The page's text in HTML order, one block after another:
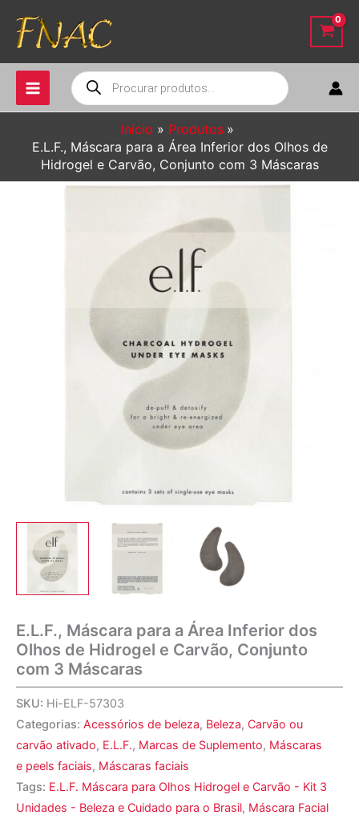
para
conteúdo
Pesquisar
produtos
Início
Produtos
E.L.F., Máscara para a Área Inferior dos Olhos de
Hidrogel e Carvão, Conjunto com 3 Máscaras
E.L.F., Máscara para a Área Inferior dos
Olhos de Hidrogel e Carvão, Conjunto
com 3 Máscaras
SKU: Hi-ELF-57303
Categorias: Acessórios de beleza, Beleza, Carvão ou
carvão ativado, E.L.F., Marcas de Suplemento, Máscaras
e peels faciais, Máscaras faciais
Tags: E.L.F. Máscara para Olhos Hidrogel e Carvão - Kit 3
Unidades - Beleza e Cuidado para o Brasil, Máscara Facial